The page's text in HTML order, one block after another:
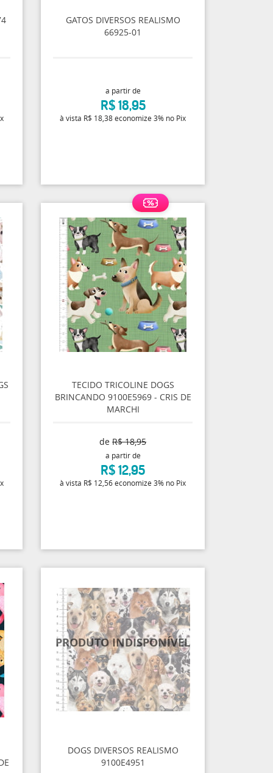
GATOS DIVERSOS REALISMO
66925-01
a partir de
R$ 18,95
à vista R$ 18,38economize3% no Pix
TECIDO TRICOLINE DOGS
BRINCANDO 9100E5969 - CRIS DE
MARCHI
de R$ 18,95
a partir de
R$ 12,95
à vista R$ 12,56economize3% no Pix
DOGS DIVERSOS REALISMO
9100E4951